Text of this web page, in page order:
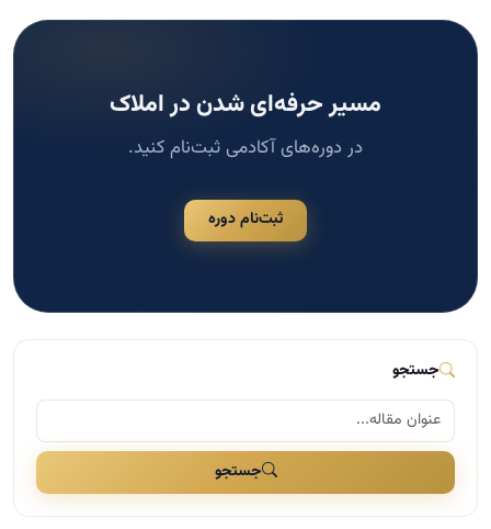
مسیر حرفه‌ای شدن در املاک
در دوره‌های آکادمی ثبت‌نام کنید.
ثبت‌نام دوره
جستجو
جستجو